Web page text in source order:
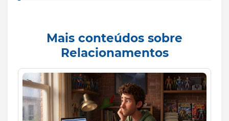
Mais conteúdos sobre
Relacionamentos